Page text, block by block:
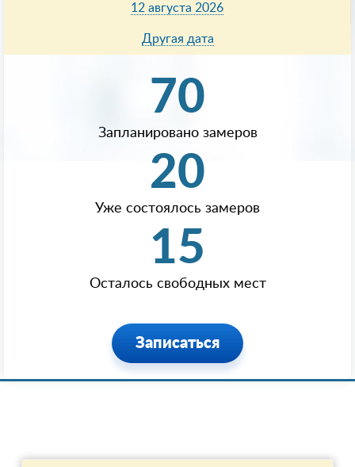
12 августа 2026
Другая дата
70
Запланировано замеров
20
Уже состоялось замеров
15
Осталось свободных мест
Записаться